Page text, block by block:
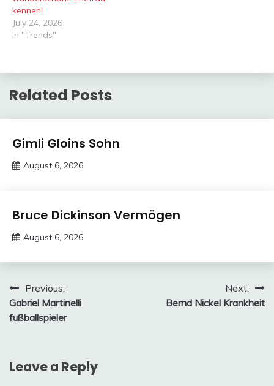
kennen!
July 24, 2026
In "Trends"
Related Posts
Trends
Gimli Gloins Sohn
August 6, 2026
Trends
Bruce Dickinson Vermögen
August 6, 2026
Meme
Post
navigation
Previous:
Gabriel Martinelli
fußballspieler
Next:
Bernd Nickel Krankheit
Leave a Reply